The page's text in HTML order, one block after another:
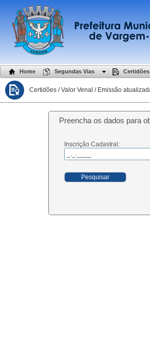
Home Segundas Vias Certidões
Certidões / Valor Venal / Emissão
Preencha os dados para
Inscrição Cadastral:
Pesquisar